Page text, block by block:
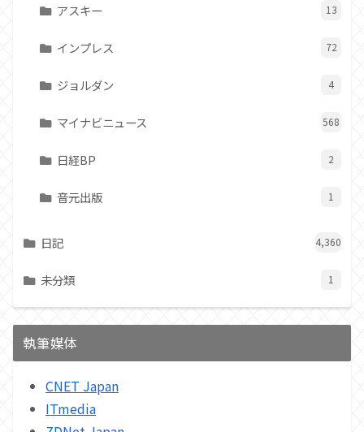
アスキー 13
インプレス 72
ジョルダン 4
マイナビニュース 568
日経BP 2
音元出版 1
日記 4,360
未分類 1
執筆媒体
CNET Japan
ITmedia